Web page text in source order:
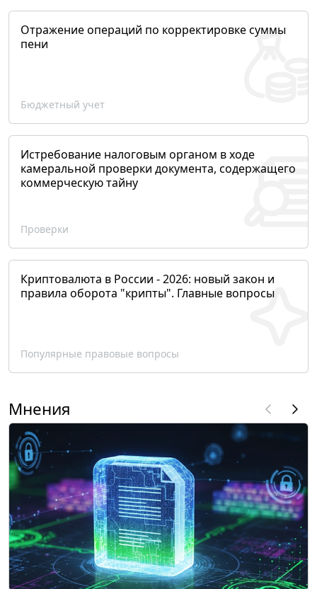
Отражение операций по корректировке суммы
пени
Бюджетный учет
Истребование налоговым органом в ходе
камеральной проверки документа, содержащего
коммерческую тайну
Проверки
Криптовалюта в России - 2026: новый закон и
правила оборота "крипты". Главные вопросы
Популярные правовые вопросы
Мнения